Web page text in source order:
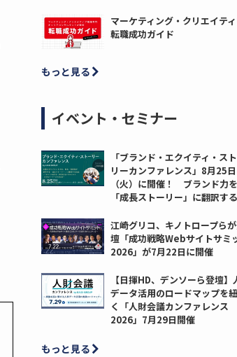
マーケティング・クリエイテ
転職成功ガイド
もっと見る
イベント・セミナー
「ブランド・エクイティ・ス
リーカンファレンス」8月25日
（火）に開催！ ブランド力を
「成長ストーリー」に翻訳する
江崎グリコ、キノトロープら
壇「成功戦略Webサイトサミ
2026」が7月22日に開催
【日揮HD、デンソーら登壇】
データ活用のロードマップを
く「人財会議カンファレンス
2026」7月29日開催
もっと見る